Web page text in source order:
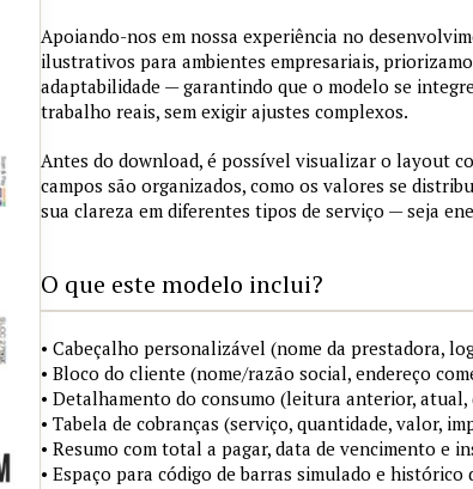
Apoiando-nos em nossa experiência no
ilustrativos para ambientes empresariais,
adaptabilidade — garantindo que o modelo se
trabalho reais, sem exigir ajustes complexos.
Antes do download, é possível visualizar o layout
campos são organizados, como os valores se
sua clareza em diferentes tipos de serviço — seja
O que este modelo inclui?
• Cabeçalho personalizável (nome da prestadora,
• Bloco do cliente (nome/razão social, endereço
• Detalhamento do consumo (leitura anterior,
• Tabela de cobranças (serviço, quantidade, valor,
• Resumo com total a pagar, data de vencimento e
• Espaço para código de barras simulado e histórico